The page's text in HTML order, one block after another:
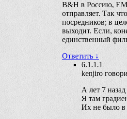
B&H в Россию,
отправляет. Так
посредников; в
выходит. Если,
единственный
Ответить ↓
6.1.1.1
kenjiro
А лет 7
Я там
Их не было в